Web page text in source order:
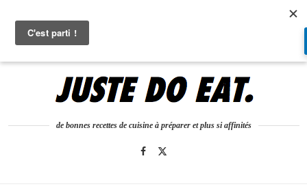
de bonnes recettes de cuisine à préparer et plus si affinités